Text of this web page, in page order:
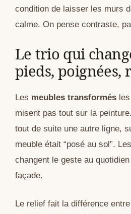
condition de laisser les murs
calme. On pense contraste,
Le trio qui
pieds, poignées,
Les meubles transformés
misent pas tout sur la
tout de suite une autre ligne,
meuble était “posé au sol”.
changent le geste au
façade.
Le relief fait la différence